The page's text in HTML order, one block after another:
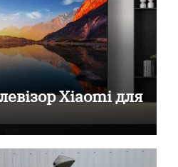
Xiaomi для